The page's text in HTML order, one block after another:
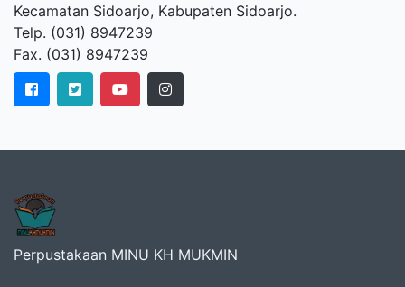
Kecamatan Sidoarjo, Kabupaten Sidoarjo.
Telp. (031) 8947239
Fax. (031) 8947239
Perpustakaan MINU KH MUKMIN